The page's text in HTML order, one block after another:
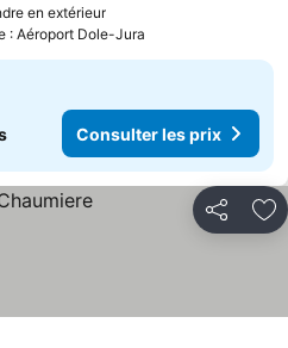
en extérieur
: Aéroport Dole-Jura
Consulter les prix
Partager